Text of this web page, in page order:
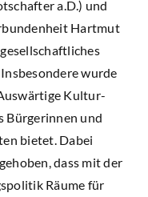
a.D.) und
Hartmut
wurde
Kultur-
Bürgerinnen und
bietet. Dabei
dass mit der
Räume für